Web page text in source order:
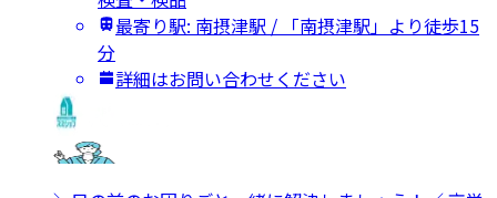
最寄り駅: 南摂津駅 / 「南摂津駅」より徒歩15
分
詳細はお問い合わせください